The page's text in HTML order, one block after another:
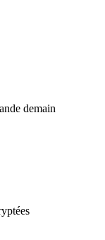
demain